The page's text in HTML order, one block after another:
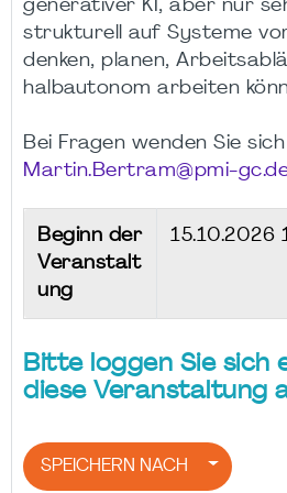
generativer KI, aber nur
strukturell auf Systeme
denken, planen,
halbautonom arbeiten
Bei Fragen wenden Sie
Martin.Bertram@pmi-
Beginn der
Veranstalt
ung
15.10.2026
Bitte loggen Sie sich
diese Veranstaltung
SPEICHERN NACH